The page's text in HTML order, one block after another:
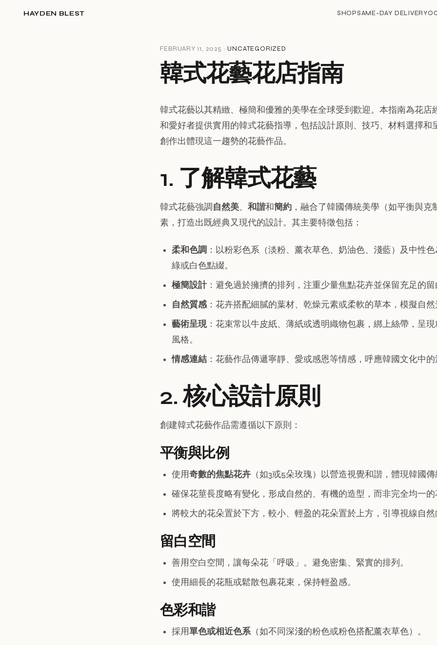
HAYDEN BLEST SHOPSAME-DAY DELIVERY
FEBRUARY 11, 2025 ·UNCATEGORIZED
韓式花藝花店指南
韓式花藝以其精緻、極簡和優雅的美學在全球受到歡迎。本指南為花店
和愛好者提供實用的韓式花藝指導，包括設計原則、技巧、材料選擇和
創作出體現這一趨勢的花藝作品。
1. 了解韓式花藝
韓式花藝強調 自然美、 和諧和簡約 ，融合了韓國傳統美學（如平衡與克
素，打造出既經典又現代的設計。其主要特徵包括：
柔和色調 ：以粉彩色系（淡粉、薰衣草色、奶油色、淺藍）及中性
綠或白色點綴。
極簡設計：避免過於擁擠的排列，注重少量焦點花卉並保留充足的留
自然質感：花卉搭配細膩的葉材、乾燥元素或柔軟的草本，模擬自然
藝術呈現：花束常以牛皮紙、薄紙或透明織物包裹，綁上絲帶，呈
風格。
情感連結 ：花藝作品傳遞寧靜、愛或感恩等情感，呼應韓國文化中的
2. 核心設計原則
創建韓式花藝作品需遵循以下原則：
平衡與比例
使用奇數的焦點花卉 （如3或5朵玫瑰）以營造視覺和諧，體現韓國傳
確保花莖長度略有變化，形成自然的、有機的造型，而非完全均一的
將較大的花朵置於下方，較小、輕盈的花朵置於上方，引導視線自然
留白空間
善用空白空間，讓每朵花「呼吸」。避免密集、緊實的排列。
使用細長的花瓶或鬆散包裹花束，保持輕盈感。
色彩和諧
採用單色或相近色系（如不同深淺的粉色或粉色搭配薰衣草色）。